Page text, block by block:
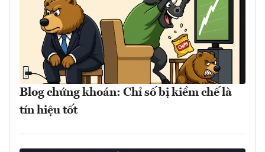
Blog chứng khoán: Chỉ số bị kiềm chế là
tín hiệu tốt